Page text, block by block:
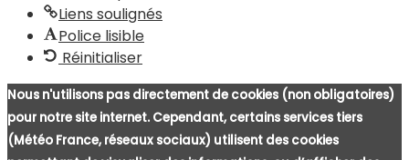
Liens soulignés
Police lisible
Réinitialiser
Nous n'utilisons pas directement de cookies (non obligatoires)
pour notre site internet. Cependant, certains services tiers
(Météo France, réseaux sociaux) utilisent des cookies